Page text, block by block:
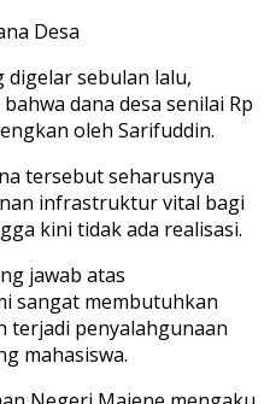
Desa
digelar sebulan lalu,
dana desa senilai Rp
oleh Sarifuddin.
tersebut seharusnya
infrastruktur vital bagi
kini tidak ada realisasi.
jawab atas
sangat membutuhkan
terjadi penyalahgunaan
mahasiswa.